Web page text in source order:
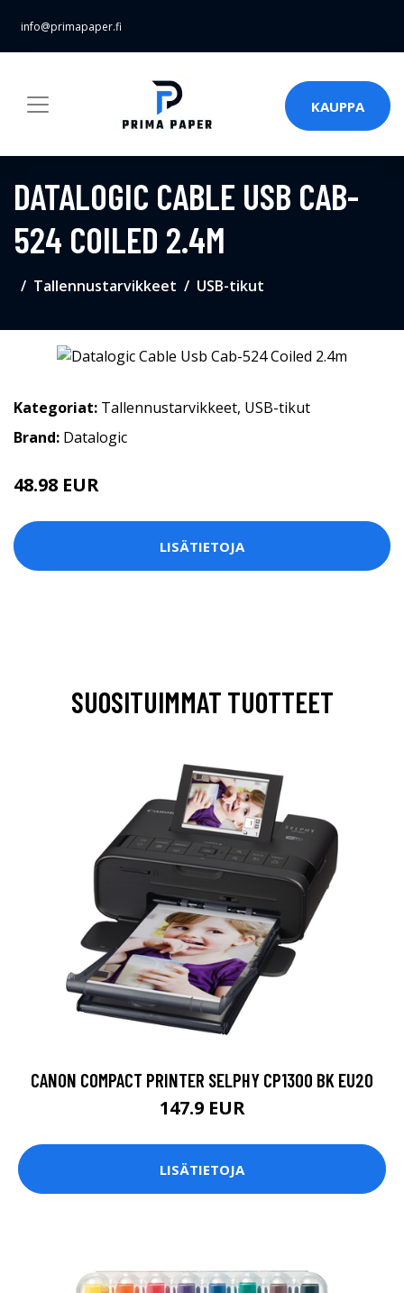
info@primapaper.fi
KAUPPA
DATALOGIC CABLE USB CAB-
524 COILED 2.4M
Tallennustarvikkeet USB-tikut
Kategoriat: Tallennustarvikkeet, USB-tikut
Brand: Datalogic
48.98 EUR
LISÄTIETOJA
SUOSITUIMMAT TUOTTEET
CANON COMPACT PRINTER SELPHY CP1300 BK EU20
147.9 EUR
LISÄTIETOJA